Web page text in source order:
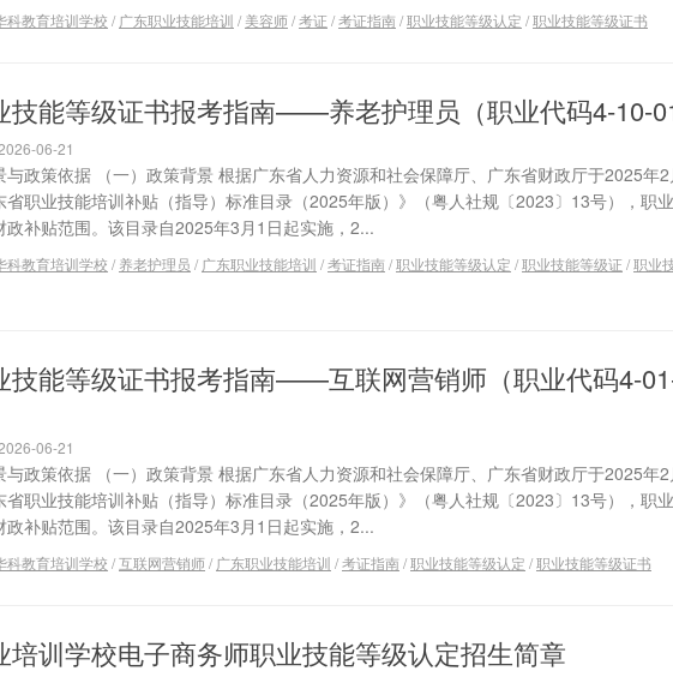
科教育培训学校 / 广东职业技能培训 / 美容师/考证 /考证指南 /职业技能等级认定 /职业技能等级证书
技能等级证书报考指南——养老护理员（职业代码4-10-
06-21
与政策依据 （一）政策背景 根据广东省人力资源和社会保障厅、广东省财政厅于2025年
省职业技能培训补贴（指导）标准目录（2025年版）》（粤人社规〔2023〕13号），职
政补贴范围。该目录自2025年3月1日起实施，2...
科教育培训学校 / 养老护理员 / 广东职业技能培训 /考证指南 /职业技能等级认定 /职业技能等级证 /职业
技能等级证书报考指南——互联网营销师（职业代码4-
06-21
与政策依据 （一）政策背景 根据广东省人力资源和社会保障厅、广东省财政厅于2025年
省职业技能培训补贴（指导）标准目录（2025年版）》（粤人社规〔2023〕13号），职
政补贴范围。该目录自2025年3月1日起实施，2...
科教育培训学校 /互联网营销师/ 广东职业技能培训 /考证指南 /职业技能等级认定 /职业技能等级证书
培训学校电子商务师职业技能等级认定招生简章